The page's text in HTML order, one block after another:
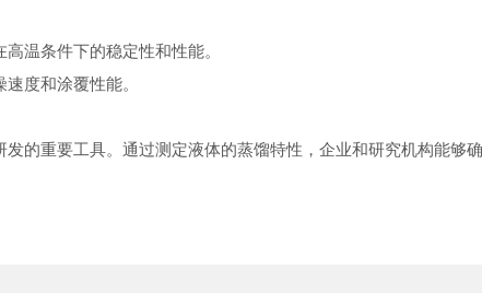
温条件下的稳定性和性能。
度和涂覆性能。
的重要工具。通过测定液体的蒸馏特性，企业和研究机构能够